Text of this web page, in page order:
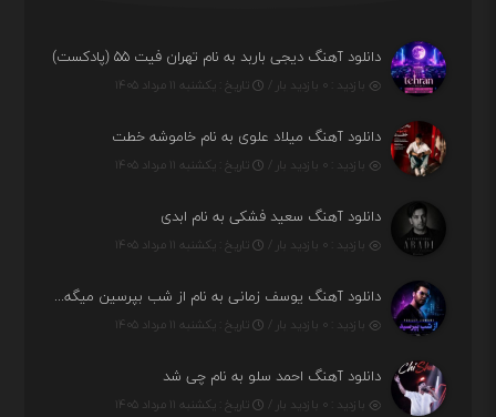
دانلود آهنگ دیجی باربد به نام تهران فیت ۵۵ (پادکست)
بازدید : ۰ بازدید بار / تاریخ : یکشنبه ۱۱ مرداد ۱۴۰۵
دانلود آهنگ میلاد علوی به نام خاموشه خطت
بازدید : ۰ بازدید بار / تاریخ : یکشنبه ۱۱ مرداد ۱۴۰۵
دانلود آهنگ سعید فشکی به نام ابدی
بازدید : ۰ بازدید بار / تاریخ : یکشنبه ۱۱ مرداد ۱۴۰۵
دانلود آهنگ یوسف زمانی به نام از شب بپرسین میگه چه روزگاری دارم
بازدید : ۰ بازدید بار / تاریخ : یکشنبه ۱۱ مرداد ۱۴۰۵
دانلود آهنگ احمد سلو به نام چی شد
بازدید : ۰ بازدید بار / تاریخ : یکشنبه ۱۱ مرداد ۱۴۰۵